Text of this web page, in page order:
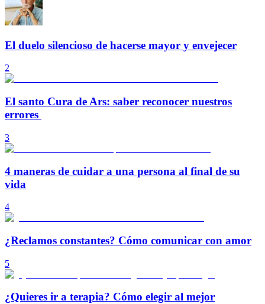
El duelo silencioso de hacerse mayor y envejecer
2
El santo Cura de Ars: saber reconocer nuestros
errores
3
4 maneras de cuidar a una persona al final de su
vida
4
¿Reclamos constantes? Cómo comunicar con amor
5
¿Quieres ir a terapia? Cómo elegir al mejor